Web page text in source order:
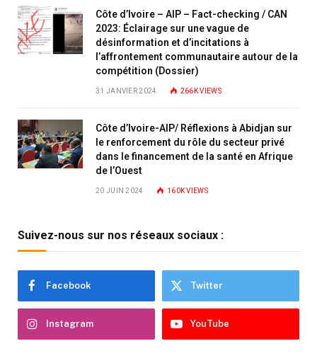
Côte d’Ivoire – AIP – Fact-checking / CAN
2023: Éclairage sur une vague de
désinformation et d’incitations à
l’affrontement communautaire autour de la
compétition (Dossier)
31 JANVIER 2024 266KVIEWS
Côte d’Ivoire-AIP/ Réflexions à Abidjan sur
le renforcement du rôle du secteur privé
dans le financement de la santé en Afrique
de l’Ouest
20 JUIN 2024 160KVIEWS
Suivez-nous sur nos réseaux sociaux :
Facebook Twitter
Instagram YouTube